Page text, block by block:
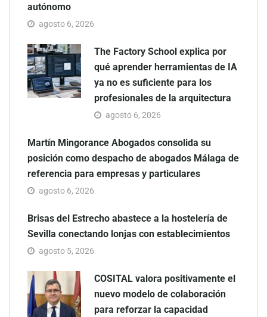
autónomo
agosto 6, 2026
The Factory School explica por
qué aprender herramientas de IA
ya no es suficiente para los
profesionales de la arquitectura
agosto 6, 2026
Martín Mingorance Abogados consolida su
posición como despacho de abogados Málaga de
referencia para empresas y particulares
agosto 6, 2026
Brisas del Estrecho abastece a la hostelería de
Sevilla conectando lonjas con establecimientos
agosto 5, 2026
COSITAL valora positivamente el
nuevo modelo de colaboración
para reforzar la capacidad